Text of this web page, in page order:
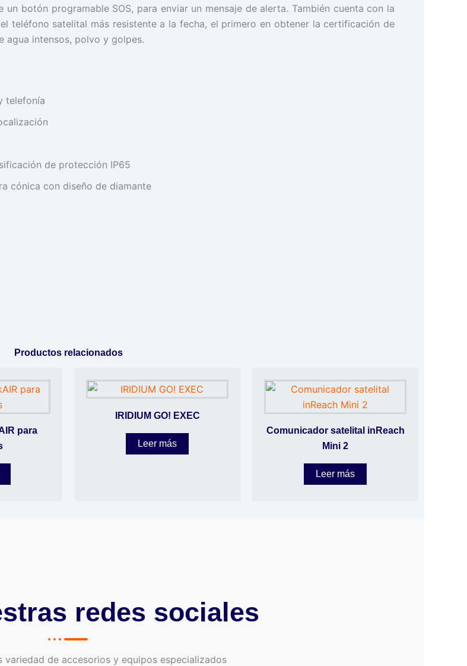
botón programable SOS, para enviar un mensaje de alerta. También cuenta con la
teléfono satelital más resistente a la fecha, el primero en obtener la certificación de
agua intensos, polvo y golpes.
telefonía
de protección IP65
cónica con diseño de diamante
Productos relacionados
para
IRIDIUM GO! EXEC
Leer más
Comunicador satelital inReach
Mini 2
Leer más
redes sociales
variedad de accesorios y equipos especializados